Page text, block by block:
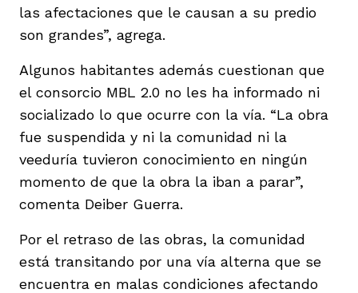
las afectaciones que le causan a su predio
son grandes”, agrega.
Algunos habitantes además cuestionan que
el consorcio MBL 2.0 no les ha informado ni
socializado lo que ocurre con la vía. “La obra
fue suspendida y ni la comunidad ni la
veeduría tuvieron conocimiento en ningún
momento de que la obra la iban a parar”,
comenta Deiber Guerra.
Por el retraso de las obras, la comunidad
está transitando por una vía alterna que se
encuentra en malas condiciones afectando